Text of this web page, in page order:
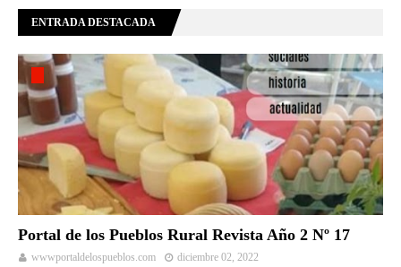
ENTRADA DESTACADA
Portal de los Pueblos Rural Revista Año 2 Nº 17
wwwportaldelospueblos.com diciembre 02, 2022